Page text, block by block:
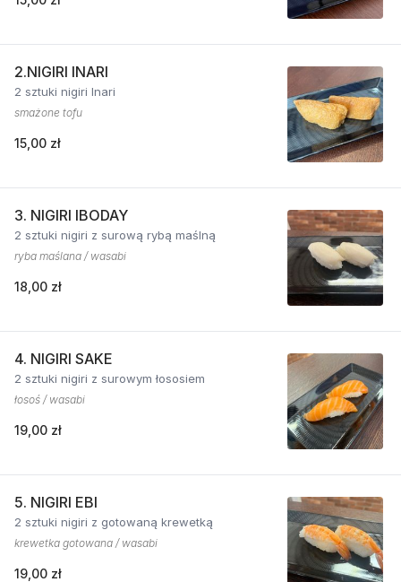
2.NIGIRI INARI
2 sztuki nigiri Inari
smażone tofu
15,00 zł
3. NIGIRI IBODAY
2 sztuki nigiri z surową rybą maślną
ryba maślana / wasabi
18,00 zł
4. NIGIRI SAKE
2 sztuki nigiri z surowym łososiem
łosoś / wasabi
19,00 zł
5. NIGIRI EBI
2 sztuki nigiri z gotowaną krewetką
krewetka gotowana / wasabi
19,00 zł